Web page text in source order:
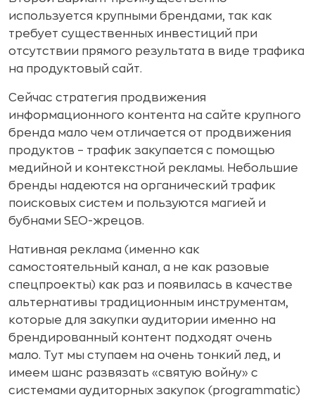
используется крупными брендами, так как
требует существенных инвестиций при
отсутствии прямого результата в виде трафика
на продуктовый сайт.
Сейчас стратегия продвижения
информационного контента на сайте крупного
бренда мало чем отличается от продвижения
продуктов – трафик закупается с помощью
медийной и контекстной рекламы. Небольшие
бренды надеются на органический трафик
поисковых систем и пользуются магией и
бубнами SEO-жрецов.
Нативная реклама (именно как
самостоятельный канал, а не как разовые
спецпроекты) как раз и появилась в качестве
альтернативы традиционным инструментам,
которые для закупки аудитории именно на
брендированный контент подходят очень
мало. Тут мы ступаем на очень тонкий лед, и
имеем шанс развязать «святую войну» с
системами аудиторных закупок (programmatic)